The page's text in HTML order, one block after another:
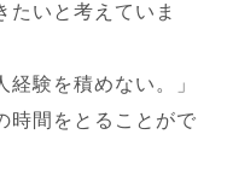
たいと考えていま
経験を積めない。」
時間をとることがで